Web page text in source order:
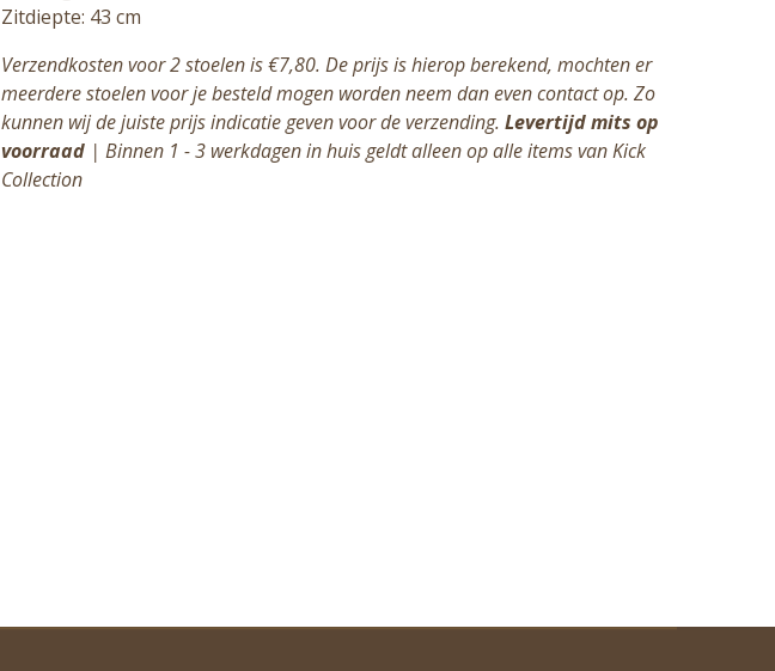
Zitdiepte: 43 cm
Verzendkosten voor 2 stoelen is €7,80. De prijs is hierop berekend, mochten er
meerdere stoelen voor je besteld mogen worden neem dan even contact op. Zo
kunnen wij de juiste prijs indicatie geven voor de verzending. Levertijd mits op
voorraad | Binnen 1 - 3 werkdagen in huis geldt alleen op alle items van Kick
Collection